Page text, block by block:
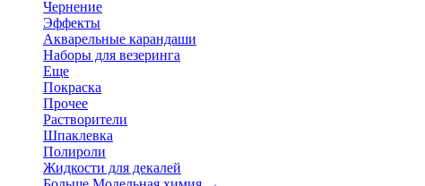
Чернение
Эффекты
Акварельные карандаши
Наборы для везеринга
Еще
Покраска
Прочее
Растворители
Шпаклевка
Полироли
Жидкости для декалей